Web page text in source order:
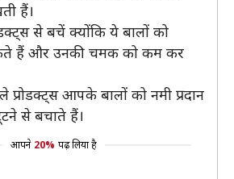
हैं।
से बचें क्योंकि ये बालों को
हैं और उनकी चमक को कम कर
प्रोडक्ट्स आपके बालों को नमी प्रदान
से बचाते हैं।
आपने 20% पढ़ लिया है